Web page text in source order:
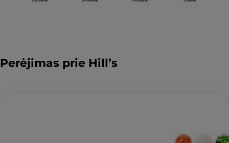
Perėjimas prie Hill’s